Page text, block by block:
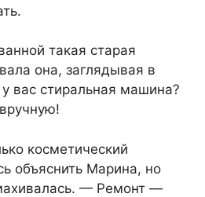
такая старая
она, заглядывая в
вас стиральная машина?
косметический
объяснить Марина, но
— Ремонт —